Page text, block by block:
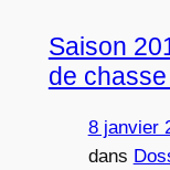
Saison
de
8 janvier
dans